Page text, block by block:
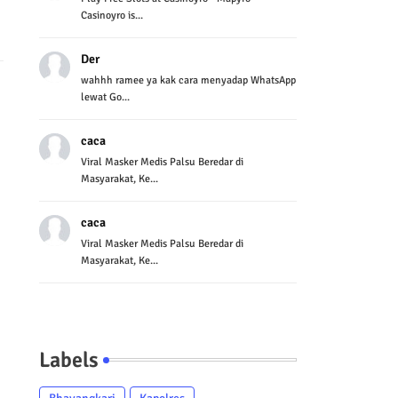
Casinoyro is...
Der
wahhh ramee ya kak cara menyadap WhatsApp
lewat Go...
caca
Viral Masker Medis Palsu Beredar di
Masyarakat, Ke...
caca
Viral Masker Medis Palsu Beredar di
Masyarakat, Ke...
Labels